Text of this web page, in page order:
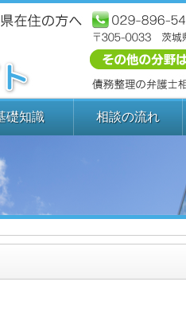
礎知識 相談の流れ